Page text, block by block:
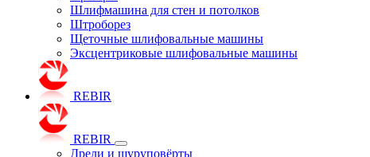
Шлифмашина для стен и потолков
Штроборез
Щеточные шлифовальные машины
Эксцентриковые шлифовальные машины
REBIR
REBIR
Дрели и шуруповёрты